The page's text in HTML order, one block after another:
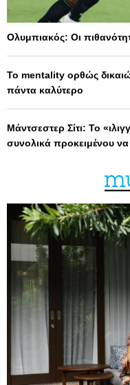
Ολυμπιακός: Οι
Το mentality ορθώς
πάντα καλύτερο
Μάντσεστερ Σίτι: Το
συνολικά προκειμένου να